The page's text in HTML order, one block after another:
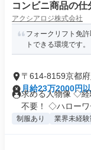
コンビニ商品の
アクシアロジ株式会社
フォークリフト免
トできる環境です。
〒614-8159京都
月給23万2000円
求める人物像 ◇
不要！ ◇ハローワ
制服あり 業界未経験